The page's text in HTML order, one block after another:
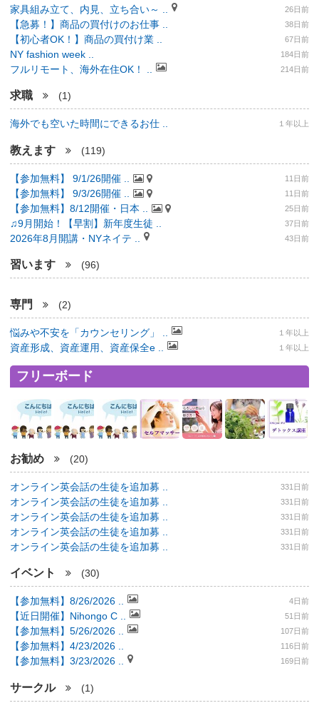
家具組み立て、内見、立ち合い～ .. 26日前
【急募！】商品の買付けのお仕事 .. 38日前
【初心者OK！】商品の買付け業 .. 67日前
NY fashion week .. 184日前
フルリモート、海外在住OK！ .. 214日前
求職 (1)
海外でも空いた時間にできるお仕 .. １年以上
教えます (119)
【参加無料】 9/1/26開催 .. 11日前
【参加無料】 9/3/26開催 .. 11日前
【参加無料】8/12開催・日本 .. 25日前
♫9月開始！【早割】新年度生徒 .. 37日前
2026年8月開講・NYネイテ .. 43日前
習います (96)
専門 (2)
悩みや不安を「カウンセリング」 .. １年以上
資産形成、資産運用、資産保全e .. １年以上
フリーボード
お勧め (20)
オンライン英会話の生徒を追加募 .. 331日前
オンライン英会話の生徒を追加募 .. 331日前
オンライン英会話の生徒を追加募 .. 331日前
オンライン英会話の生徒を追加募 .. 331日前
オンライン英会話の生徒を追加募 .. 331日前
イベント (30)
【参加無料】8/26/2026 .. 4日前
【近日開催】Nihongo C .. 51日前
【参加無料】5/26/2026 .. 107日前
【参加無料】4/23/2026 .. 116日前
【参加無料】3/23/2026 .. 169日前
サークル (1)